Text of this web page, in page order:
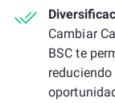
Cambiar
BSC te